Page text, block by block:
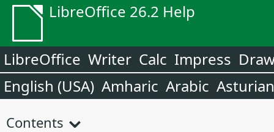
LibreOffice 26.2 Help
LibreOffice Writer Calc Impress
English (USA) Amharic Arabic Asturian
Contents